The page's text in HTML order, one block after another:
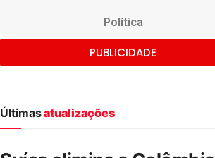
Política
PUBLICIDADE
Últimasatualizações